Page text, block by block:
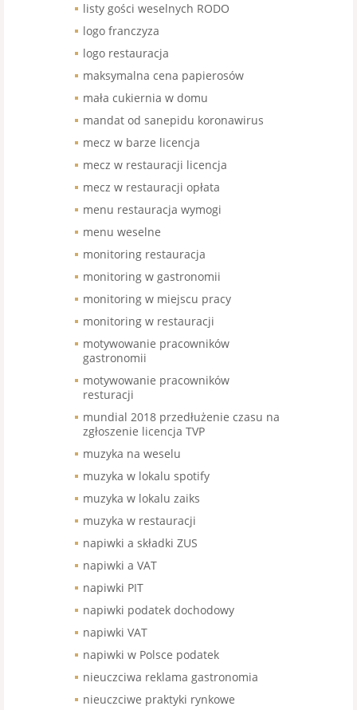
listy gości weselnych RODO
logo franczyza
logo restauracja
maksymalna cena papierosów
mała cukiernia w domu
mandat od sanepidu koronawirus
mecz w barze licencja
mecz w restauracji licencja
mecz w restauracji opłata
menu restauracja wymogi
menu weselne
monitoring restauracja
monitoring w gastronomii
monitoring w miejscu pracy
monitoring w restauracji
motywowanie pracowników
gastronomii
motywowanie pracowników
resturacji
mundial 2018 przedłużenie czasu na
zgłoszenie licencja TVP
muzyka na weselu
muzyka w lokalu spotify
muzyka w lokalu zaiks
muzyka w restauracji
napiwki a składki ZUS
napiwki a VAT
napiwki PIT
napiwki podatek dochodowy
napiwki VAT
napiwki w Polsce podatek
nieuczciwa reklama gastronomia
nieuczciwe praktyki rynkowe